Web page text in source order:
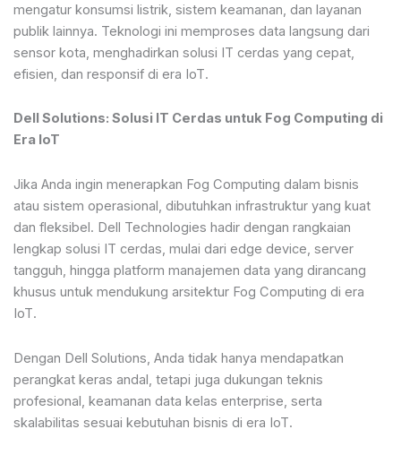
mengatur konsumsi listrik, sistem keamanan, dan layanan
publik lainnya. Teknologi ini memproses data langsung dari
sensor kota, menghadirkan solusi IT cerdas yang cepat,
efisien, dan responsif di era IoT.
Dell Solutions: Solusi IT Cerdas untuk Fog Computing di
Era IoT
Jika Anda ingin menerapkan Fog Computing dalam bisnis
atau sistem operasional, dibutuhkan infrastruktur yang kuat
dan fleksibel. Dell Technologies hadir dengan rangkaian
lengkap solusi IT cerdas, mulai dari edge device, server
tangguh, hingga platform manajemen data yang dirancang
khusus untuk mendukung arsitektur Fog Computing di era
IoT.
Dengan Dell Solutions, Anda tidak hanya mendapatkan
perangkat keras andal, tetapi juga dukungan teknis
profesional, keamanan data kelas enterprise, serta
skalabilitas sesuai kebutuhan bisnis di era IoT.